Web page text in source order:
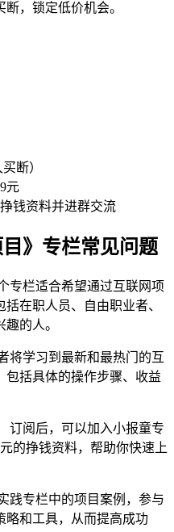
断，锁定低价机会。
断）
元
钱资料并进群交流
目》专栏常见问题
专栏适合希望通过互联网项
在职人员、自由职业者、
的人。
将学习到最新和最热门的互
包括具体的操作步骤、收益
订阅后，可以加入小报童专
的挣钱资料，帮助你快速上
践专栏中的项目案例，参与
略和工具，从而提高成功